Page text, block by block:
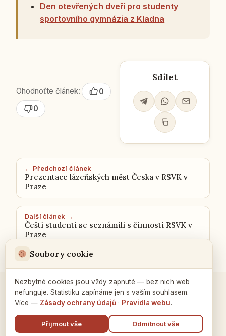
Den otevřených dveří pro studenty
sportovního gymnázia z Kladna
Ohodnoťte článek:
0
0
Sdílet
← Předchozí článek
Prezentace lázeňských měst Česka v RSVK v
Praze
Další článek →
Čeští studenti se seznámili s činností RSVK v
Praze
Kontakty a spojení →
Soubory cookie
Nezbytné cookies jsou vždy zapnuté — bez nich web
nefunguje. Statistiku zapínáme jen s vaším souhlasem.
Více — Zásady ochrany údajů · Pravidla webu.
Přijmout vše
Odmítnout vše